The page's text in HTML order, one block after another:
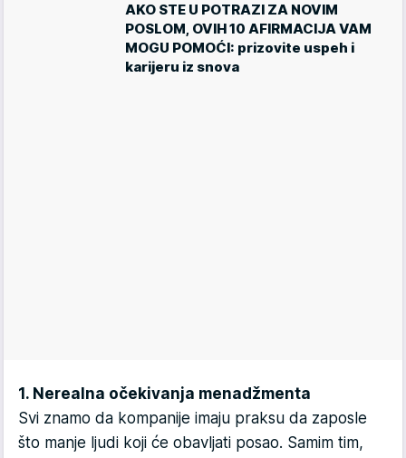
AKO STE U POTRAZI ZA NOVIM
POSLOM, OVIH 10 AFIRMACIJA VAM
MOGU POMOĆI: prizovite uspeh i
karijeru iz snova
1. Nerealna očekivanja menadžmenta
Svi znamo da kompanije imaju praksu da zaposle
što manje ljudi koji će obavljati posao. Samim tim,